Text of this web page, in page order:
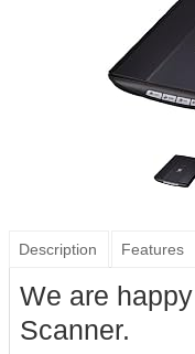
Description Features
We are
Scanner.